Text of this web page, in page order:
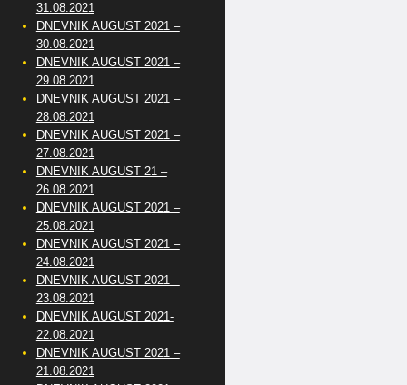
31.08.2021
DNEVNIK AUGUST 2021 –
30.08.2021
DNEVNIK AUGUST 2021 –
29.08.2021
DNEVNIK AUGUST 2021 –
28.08.2021
DNEVNIK AUGUST 2021 –
27.08.2021
DNEVNIK AUGUST 21 –
26.08.2021
DNEVNIK AUGUST 2021 –
25.08.2021
DNEVNIK AUGUST 2021 –
24.08.2021
DNEVNIK AUGUST 2021 –
23.08.2021
DNEVNIK AUGUST 2021-
22.08.2021
DNEVNIK AUGUST 2021 –
21.08.2021